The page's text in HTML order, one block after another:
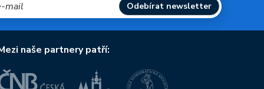
Odebírat newsletter
naše partnery patří: